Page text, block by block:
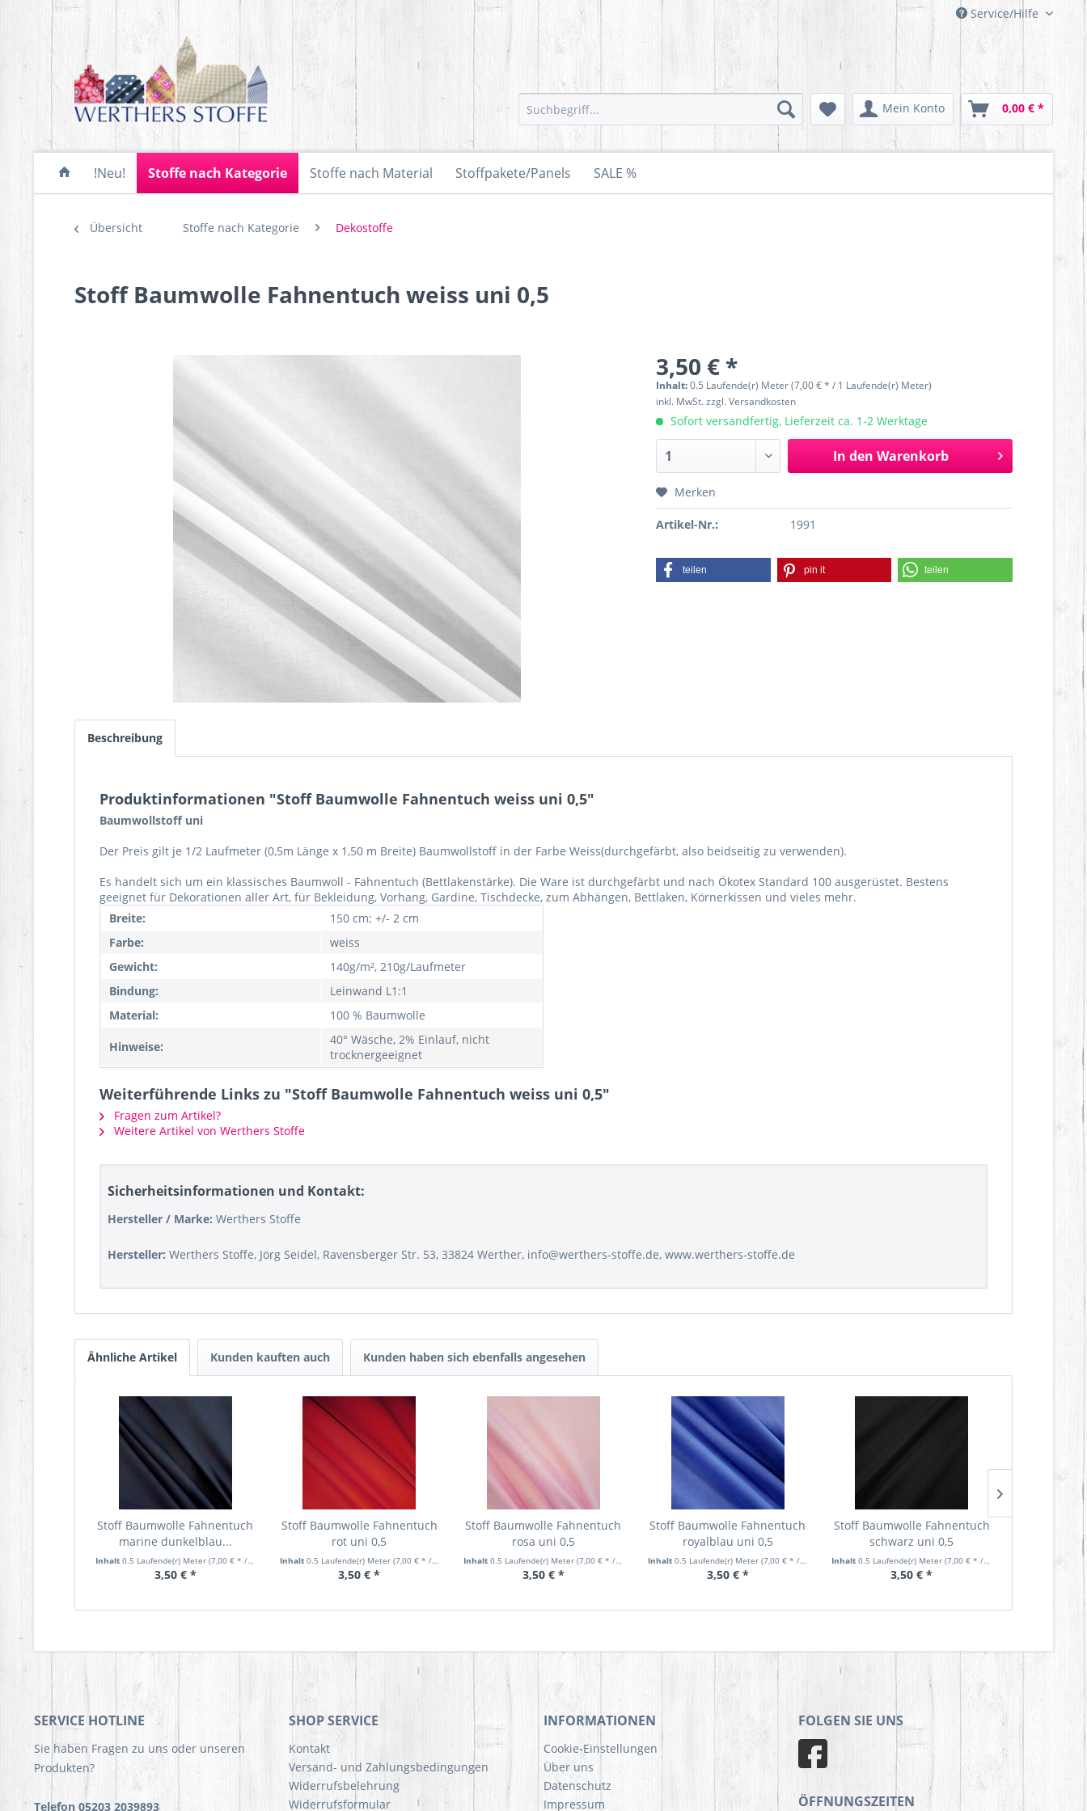
Service/Hilfe
Mein Konto 0,00 € *
!Neu! Stoffe nach Kategorie Stoffe nach Material Stoffpakete/Panels SALE %
Übersicht Stoffe nach Kategorie Dekostoffe
Stoff Baumwolle Fahnentuch weiss uni 0,5
3,50 € *
Inhalt:0.5 Laufende(r) Meter (7,00 € * / 1 Laufende(r) Meter)
inkl. MwSt.zzgl. Versandkosten
Sofort versandfertig, Lieferzeit ca. 1-2 Werktage
In den Warenkorb
Merken
Artikel-Nr.: 1991
teilen pin it teilen
Beschreibung
Produktinformationen "Stoff Baumwolle Fahnentuch weiss uni 0,5"
Baumwollstoff uni
Der Preis gilt je 1/2 Laufmeter (0,5m Länge x 1,50 m Breite) Baumwollstoff in der Farbe Weiss(durchgefärbt, also beidseitig zu verwenden).
Es handelt sich um ein klassisches Baumwoll - Fahnentuch (Bettlakenstärke). Die Ware ist durchgefärbt und nach Ökotex Standard 100 ausgerüstet. Bestens
geeignet für Dekorationen aller Art, für Bekleidung, Vorhang, Gardine, Tischdecke, zum Abhängen, Bettlaken, Körnerkissen und vieles mehr.
Breite:
150 cm; +/- 2 cm
Farbe:
weiss
Gewicht:
140g/m², 210g/Laufmeter
Bindung:
Leinwand L1:1
Material:
100 % Baumwolle
Hinweise:
40° Wäsche, 2% Einlauf, nicht
trocknergeeignet
Weiterführende Links zu "Stoff Baumwolle Fahnentuch weiss uni 0,5"
Fragen zum Artikel?
Weitere Artikel von Werthers Stoffe
Sicherheitsinformationen und Kontakt:
Hersteller / Marke: Werthers Stoffe
Hersteller: Werthers Stoffe, Jörg Seidel, Ravensberger Str. 53, 33824 Werther, info@werthers-stoffe.de, www.werthers-stoffe.de
Ähnliche Artikel Kunden kauften auch Kunden haben sich ebenfalls angesehen
Stoff Baumwolle Fahnentuch
marine dunkelblau...
Inhalt 0.5 Laufende(r) Meter (7,00 € * / 1 Laufende(r) Meter)
3,50 € *
Stoff Baumwolle Fahnentuch
rot uni 0,5
Inhalt 0.5 Laufende(r) Meter (7,00 € * / 1 Laufende(r) Meter)
3,50 € *
Stoff Baumwolle Fahnentuch
rosa uni 0,5
Inhalt0.5 Laufende(r) Meter(7,00 € * / 1 Laufende(r) Meter)
3,50 € *
Stoff Baumwolle Fahnentuch
royalblau uni 0,5
Inhalt 0.5 Laufende(r) Meter (7,00 € * / 1 Laufende(r) Meter)
3,50 € *
Stoff Baumwolle Fahnentuch
schwarz uni 0,5
Inhalt0.5 Laufende(r) Meter(7,00 € * / 1 Laufende(r) Meter)
3,50 € *
0.5
SERVICE HOTLINE
Sie haben Fragen zu uns oder unseren
Produkten?
Telefon 05203 2039893
SHOP SERVICE
Kontakt
Versand- und Zahlungsbedingungen
Widerrufsbelehrung
Widerrufsformular
INFORMATIONEN
Cookie-Einstellungen
Über uns
Datenschutz
Impressum
FOLGEN SIE UNS
ÖFFNUNGSZEITEN